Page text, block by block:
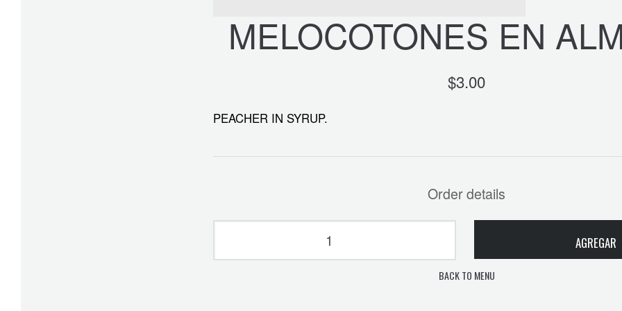
MELOCOTONES EN
$3.00
PEACHER IN SYRUP.
Order details
AGREGAR
BACK TO MENU